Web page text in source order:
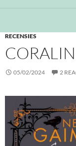
RECENSIES
05/02/2024 2